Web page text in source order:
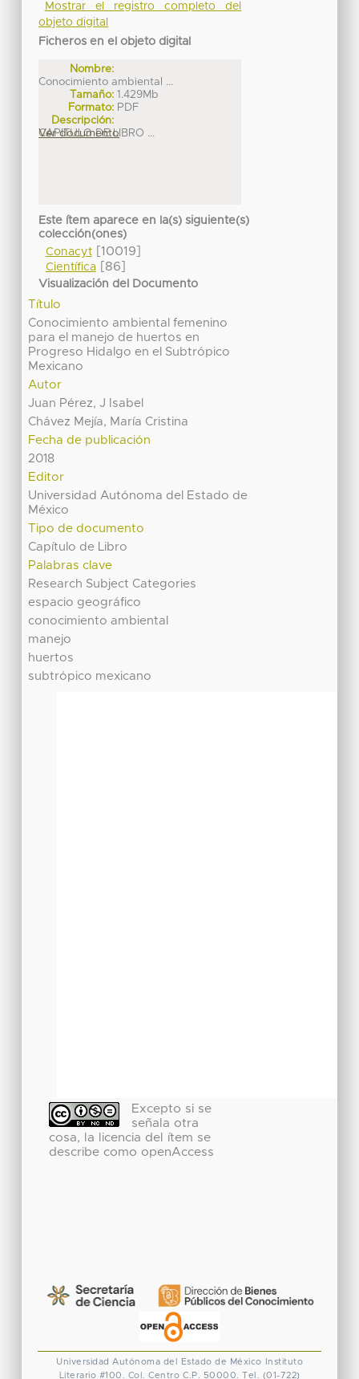
Mostrar el registro completo del
objeto digital
Ficheros en el objeto digital
Nombre:
Conocimiento ambiental ...
Tamaño: 1.429Mb
Formato: PDF
Descripción:
CAPITULO DE LIBRO ...
Ver documento
Este ítem aparece en la(s) siguiente(s)
colección(ones)
Conacyt[10019]
Científica[86]
Visualización del Documento
Título
Conocimiento ambiental femenino
para el manejo de huertos en
Progreso Hidalgo en el Subtrópico
Mexicano
Autor
Juan Pérez, J Isabel
Chávez Mejía, María Cristina
Fecha de publicación
2018
Editor
Universidad Autónoma del Estado de
México
Tipo de documento
Capítulo de Libro
Palabras clave
Research Subject Categories
espacio geográfico
conocimiento ambiental
manejo
huertos
subtrópico mexicano
Excepto si se
señala otra
cosa, la licencia del ítem se
describe como openAccess
Universidad Autónoma del Estado de México
Instituto
Literario #100. Col. Centro C.P. 50000. Tel. (01-722)